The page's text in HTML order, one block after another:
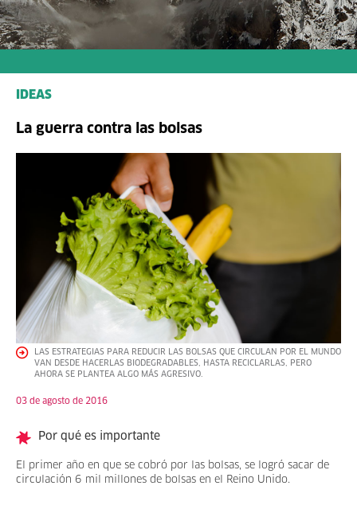
IDEAS
La guerra contra las bolsas
LAS ESTRATEGIAS PARA REDUCIR LAS BOLSAS QUE CIRCULAN POR EL MUNDO
VAN DESDE HACERLAS BIODEGRADABLES, HASTA RECICLARLAS, PERO
AHORA SE PLANTEA ALGO MÁS AGRESIVO.
03 de agosto de 2016
Por qué es importante
El primer año en que se cobró por las bolsas, se logró sacar de
circulación 6 mil millones de bolsas en el Reino Unido.